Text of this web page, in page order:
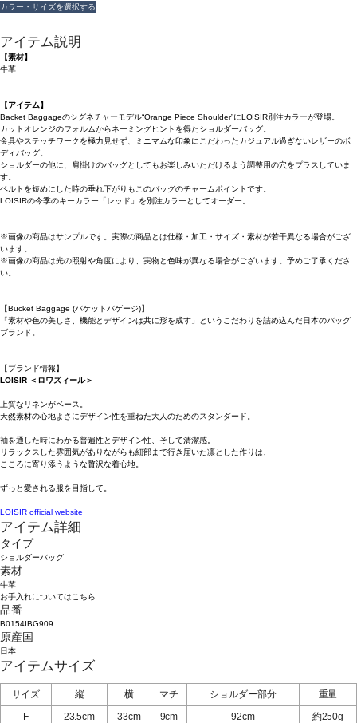
カラー・サイズを選択する
アイテム説明
【素材】
牛革
【アイテム】
Backet Baggageのシグネチャーモデル“Orange Piece Shoulder”にLOISIR別注カラーが登場。
カットオレンジのフォルムからネーミングヒントを得たショルダーバッグ。
金具やステッチワークを極力見せず、ミニマムな印象にこだわったカジュアル過ぎないレザーのボ
ディバッグ。
ショルダーの他に、肩掛けのバッグとしてもお楽しみいただけるよう調整用の穴をプラスしていま
す。
ベルトを短めにした時の垂れ下がりもこのバッグのチャームポイントです。
LOISIRの今季のキーカラー「レッド」を別注カラーとしてオーダー。
※画像の商品はサンプルです。実際の商品とは仕様・加工・サイズ・素材が若干異なる場合がござ
います。
※画像の商品は光の照射や角度により、実物と色味が異なる場合がございます。予めご了承くださ
い。
【Bucket Baggage (バケットバゲージ)】
「素材や色の美しさ、機能とデザインは共に形を成す」というこだわりを詰め込んだ日本のバッグ
ブランド。
【ブランド情報】
LOISIR ＜ロワズィール＞
上質なリネンがベース。
天然素材の心地よさにデザイン性を重ねた大人のためのスタンダード。
袖を通した時にわかる普遍性とデザイン性、そして清潔感。
リラックスした雰囲気がありながらも細部まで行き届いた凛とした作りは、
こころに寄り添うような贅沢な着心地。
ずっと愛される服を目指して。
LOISIR official website
アイテム詳細
タイプ
ショルダーバッグ
素材
牛革
お手入れについてはこちら
品番
B0154IBG909
原産国
日本
アイテムサイズ
サイズ 縦 横 マチ ショルダー部分
重量
F
23.5cm 33cm 9cm 92cm 約250g